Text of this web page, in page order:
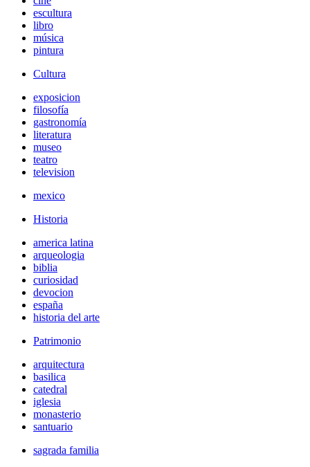
escultura
libro
música
pintura
Cultura
exposicion
filosofía
gastronomía
literatura
museo
teatro
television
mexico
Historia
america latina
arqueologia
biblia
curiosidad
devocion
españa
historia del arte
Patrimonio
arquitectura
basilica
catedral
iglesia
monasterio
santuario
sagrada familia